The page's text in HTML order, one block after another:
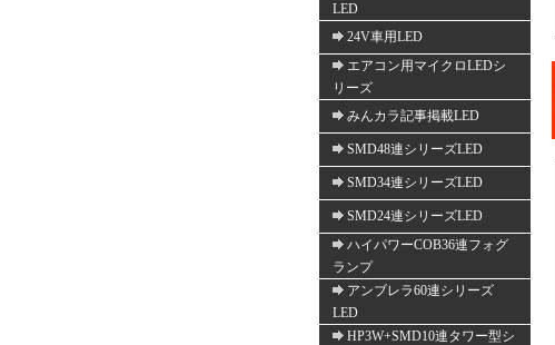
LED
24V車用LED
エアコン用マイクロLEDシ
リーズ
みんカラ記事掲載LED
SMD48連シリーズLED
SMD34連シリーズLED
SMD24連シリーズLED
ハイパワーCOB36連フォグ
ランプ
アンブレラ60連シリーズ
LED
HP3W+SMD10連タワー型シ